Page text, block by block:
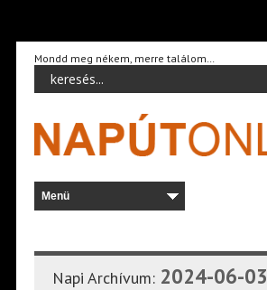
Mondd meg nékem, merre találom…
Napi Archívum: 2024-06-03